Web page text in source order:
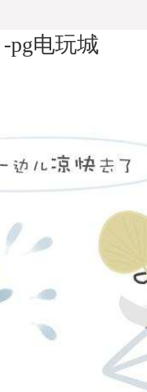
宣传栏区环
pg电玩城